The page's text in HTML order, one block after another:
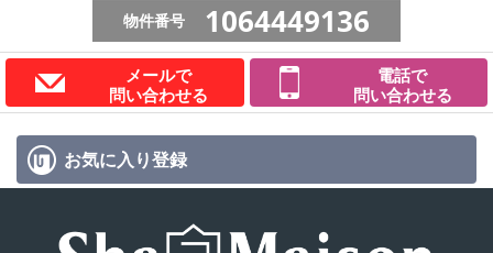
物件番号 1064449136
メールで
問い合わせる
電話で
問い合わせる
お気に入り登録